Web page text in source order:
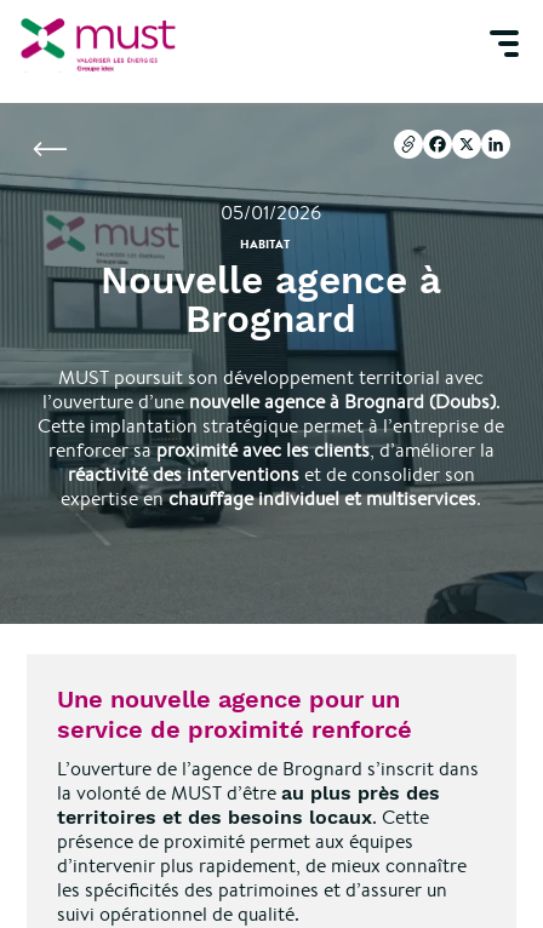
Copier l'url
Facebook
X
05/01/2026
HABITAT
Nouvelle agence à
Brognard
MUST poursuit son développement territorial avec
l’ouverture d’unenouvelle agence à Brognard (Doubs).
Cette implantation stratégique permet à l’entreprise de
renforcer saproximité avec les clients, d’améliorer la
réactivité des interventionset de consolider son
expertise enchauffage individuel et multiservices.
Copier l'url
Facebook
X
Une nouvelle agence pour un
service de proximité renforcé
L’ouverture de l’agence de Brognard s’inscrit dans
la volonté de MUST d’être au plus près des
territoires et des besoins locaux. Cette
présence de proximité permet aux équipes
d’intervenir plus rapidement, de mieux connaître
les spécificités des patrimoines et d’assurer un
suivi opérationnel de qualité.